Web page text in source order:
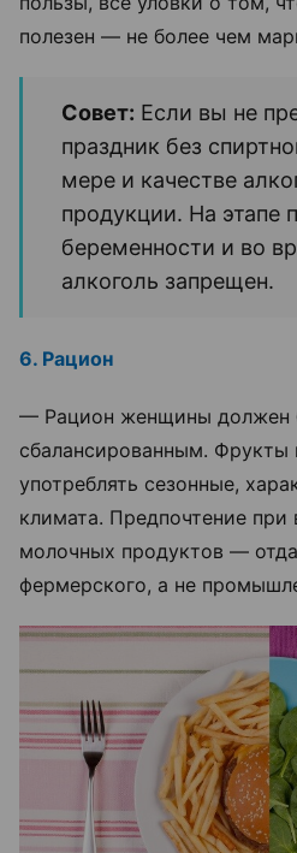
полезен — не более чем
Совет: Если вы не
праздник без
мере и качестве
продукции. На этапе
беременности и во
алкоголь запрещен.
6. Рацион
— Рацион женщины должен
сбалансированным.
употреблять сезонные,
климата. Предпочтение
молочных продуктов —
фермерского, а не